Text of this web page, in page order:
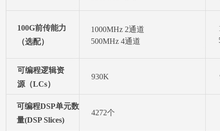
100G前传能力
（选配）
1000MHz 2通道
500MHz 4通道
可编程逻辑资
源（LCs）
930K
可编程DSP单元数
量(DSP Slices)
4272个